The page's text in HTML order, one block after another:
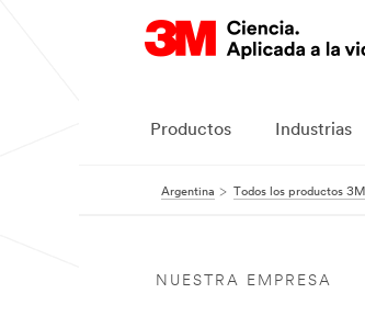
Productos Industrias
Argentina Todos los productos 3M
NUESTRA EMPRESA